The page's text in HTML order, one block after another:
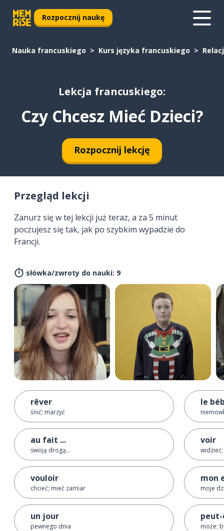
Rozpocznij naukę
Nauka francuskiego Kurs języka francuskiego
Lekcja francuskiego:
Czy Chcesz Mieć Dzieci?
Rozpocznij lekcję
Przegląd lekcji
Zanurz się w tej lekcji już teraz, a za 5 minut
poczujesz się tak, jak po szybkim wypadzie do
Francji.
słówka/zwroty do nauki: 9
rêver
śnić; marzyć
au fait ...
swoją drogą...
vouloir
chcieć; mieć zamiar
un jour
pewnego dnia
le
voir
mon
moje
może;